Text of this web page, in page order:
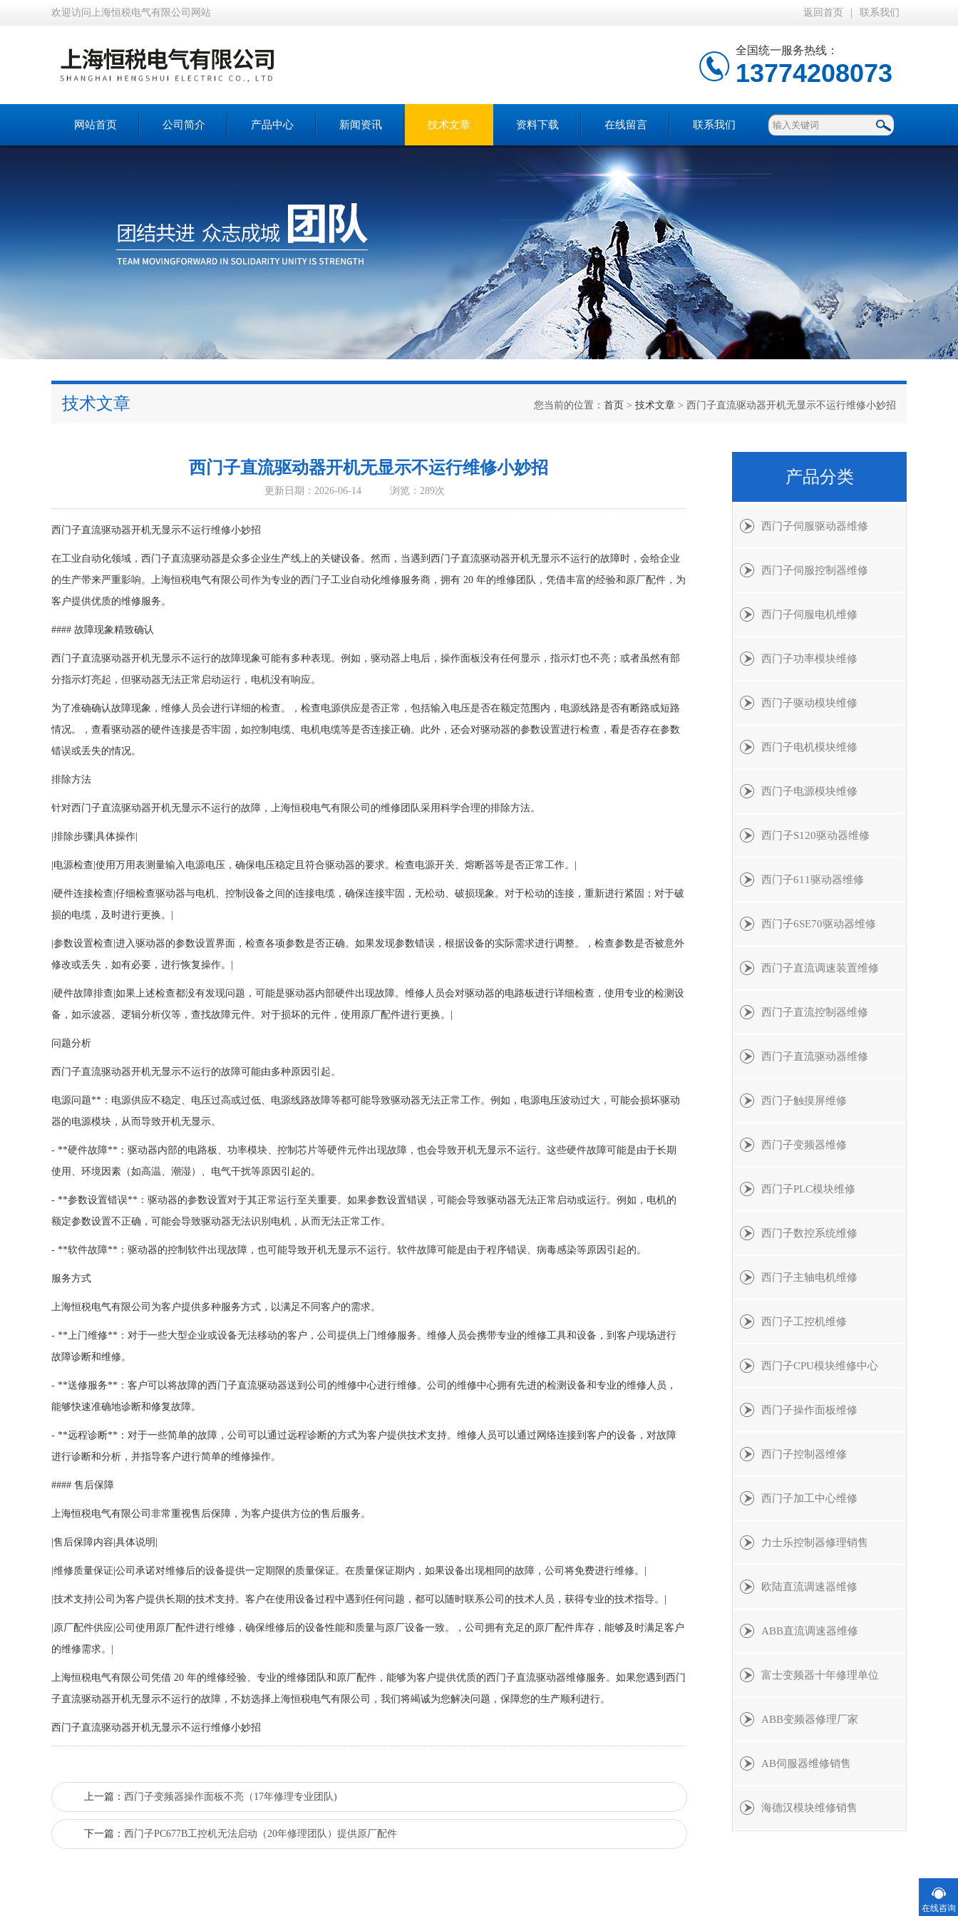
欢迎访问上海恒税电气有限公司网站 返回首页 联系我们
全国统一服务热线：
13774208073
网站首页 公司简介 产品中心 新闻资讯 技术文章 资料下载 在线留言 联系我们
技术文章 您当前的位置： 首页 > 技术文章 > 西门子直流驱动器开机无显示不运行维修小妙招
西门子直流驱动器开机无显示不运行维修小妙招
更新日期：2026-06-14 浏览：289次
西门子直流驱动器开机无显示不运行维修小妙招
在工业自动化领域，西门子直流驱动器是众多企业生产线上的关键设备。然而，当遇到西门子直流驱动器开机无显示不运行的故障时，会给企业
的生产带来严重影响。上海恒税电气有限公司作为专业的西门子工业自动化维修服务商，拥有 20 年的维修团队，凭借丰富的经验和原厂配件，为
客户提供优质的维修服务。
#### 故障现象精致确认
西门子直流驱动器开机无显示不运行的故障现象可能有多种表现。例如，驱动器上电后，操作面板没有任何显示，指示灯也不亮；或者虽然有部
分指示灯亮起，但驱动器无法正常启动运行，电机没有响应。
为了准确确认故障现象，维修人员会进行详细的检查。，检查电源供应是否正常，包括输入电压是否在额定范围内，电源线路是否有断路或短路
情况。，查看驱动器的硬件连接是否牢固，如控制电缆、电机电缆等是否连接正确。此外，还会对驱动器的参数设置进行检查，看是否存在参数
错误或丢失的情况。
排除方法
针对西门子直流驱动器开机无显示不运行的故障，上海恒税电气有限公司的维修团队采用科学合理的排除方法。
|排除步骤|具体操作|
|电源检查|使用万用表测量输入电源电压，确保电压稳定且符合驱动器的要求。检查电源开关、熔断器等是否正常工作。|
|硬件连接检查|仔细检查驱动器与电机、控制设备之间的连接电缆，确保连接牢固，无松动、破损现象。对于松动的连接，重新进行紧固；对于破
损的电缆，及时进行更换。|
|参数设置检查|进入驱动器的参数设置界面，检查各项参数是否正确。如果发现参数错误，根据设备的实际需求进行调整。，检查参数是否被意外
修改或丢失，如有必要，进行恢复操作。|
|硬件故障排查|如果上述检查都没有发现问题，可能是驱动器内部硬件出现故障。维修人员会对驱动器的电路板进行详细检查，使用专业的检测设
备，如示波器、逻辑分析仪等，查找故障元件。对于损坏的元件，使用原厂配件进行更换。|
问题分析
西门子直流驱动器开机无显示不运行的故障可能由多种原因引起。
电源问题**：电源供应不稳定、电压过高或过低、电源线路故障等都可能导致驱动器无法正常工作。例如，电源电压波动过大，可能会损坏驱动
器的电源模块，从而导致开机无显示。
- **硬件故障**：驱动器内部的电路板、功率模块、控制芯片等硬件元件出现故障，也会导致开机无显示不运行。这些硬件故障可能是由于长期
使用、环境因素（如高温、潮湿）、电气干扰等原因引起的。
- **参数设置错误**：驱动器的参数设置对于其正常运行至关重要。如果参数设置错误，可能会导致驱动器无法正常启动或运行。例如，电机的
额定参数设置不正确，可能会导致驱动器无法识别电机，从而无法正常工作。
- **软件故障**：驱动器的控制软件出现故障，也可能导致开机无显示不运行。软件故障可能是由于程序错误、病毒感染等原因引起的。
服务方式
上海恒税电气有限公司为客户提供多种服务方式，以满足不同客户的需求。
- **上门维修**：对于一些大型企业或设备无法移动的客户，公司提供上门维修服务。维修人员会携带专业的维修工具和设备，到客户现场进行
故障诊断和维修。
- **送修服务**：客户可以将故障的西门子直流驱动器送到公司的维修中心进行维修。公司的维修中心拥有先进的检测设备和专业的维修人员，
能够快速准确地诊断和修复故障。
- **远程诊断**：对于一些简单的故障，公司可以通过远程诊断的方式为客户提供技术支持。维修人员可以通过网络连接到客户的设备，对故障
进行诊断和分析，并指导客户进行简单的维修操作。
#### 售后保障
上海恒税电气有限公司非常重视售后保障，为客户提供方位的售后服务。
|售后保障内容|具体说明|
|维修质量保证|公司承诺对维修后的设备提供一定期限的质量保证。在质量保证期内，如果设备出现相同的故障，公司将免费进行维修。|
|技术支持|公司为客户提供长期的技术支持。客户在使用设备过程中遇到任何问题，都可以随时联系公司的技术人员，获得专业的技术指导。|
|原厂配件供应|公司使用原厂配件进行维修，确保维修后的设备性能和质量与原厂设备一致。，公司拥有充足的原厂配件库存，能够及时满足客户
的维修需求。|
上海恒税电气有限公司凭借 20 年的维修经验、专业的维修团队和原厂配件，能够为客户提供优质的西门子直流驱动器维修服务。如果您遇到西门
子直流驱动器开机无显示不运行的故障，不妨选择上海恒税电气有限公司，我们将竭诚为您解决问题，保障您的生产顺利进行。
西门子直流驱动器开机无显示不运行维修小妙招
上一篇： 西门子变频器操作面板不亮（17年修理专业团队)
下一篇： 西门子PC677B工控机无法启动（20年修理团队）提供原厂配件
产品分类
西门子伺服驱动器维修
西门子伺服控制器维修
西门子伺服电机维修
西门子功率模块维修
西门子驱动模块维修
西门子电机模块维修
西门子电源模块维修
西门子S120驱动器维修
西门子611驱动器维修
西门子6SE70驱动器维修
西门子直流调速装置维修
西门子直流控制器维修
西门子直流驱动器维修
西门子触摸屏维修
西门子变频器维修
西门子PLC模块维修
西门子数控系统维修
西门子主轴电机维修
西门子工控机维修
西门子CPU模块维修中心
西门子操作面板维修
西门子控制器维修
西门子加工中心维修
力士乐控制器修理销售
欧陆直流调速器维修
ABB直流调速器维修
富士变频器十年修理单位
ABB变频器修理厂家
AB伺服器维修销售
海德汉模块维修销售
在线咨询